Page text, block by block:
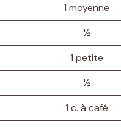
1 moyenne
½
1 petite
½
1 c. à café